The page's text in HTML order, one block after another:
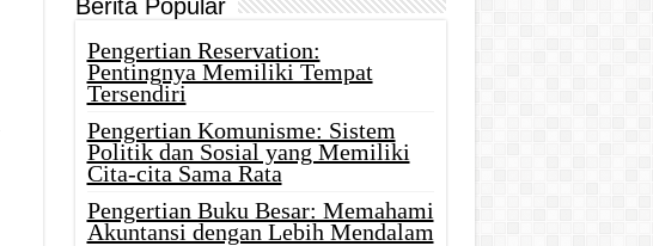
Berita Popular
Pengertian Reservation:
Pentingnya Memiliki Tempat
Tersendiri
Pengertian Komunisme: Sistem
Politik dan Sosial yang Memiliki
Cita-cita Sama Rata
Pengertian Buku Besar: Memahami
Akuntansi dengan Lebih Mendalam